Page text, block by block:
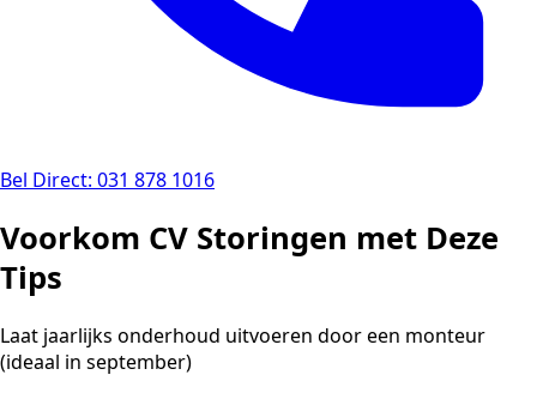
Bel Direct: 031 878 1016
Voorkom CV Storingen met Deze
Tips
Laat jaarlijks onderhoud uitvoeren door een monteur
(ideaal in september)